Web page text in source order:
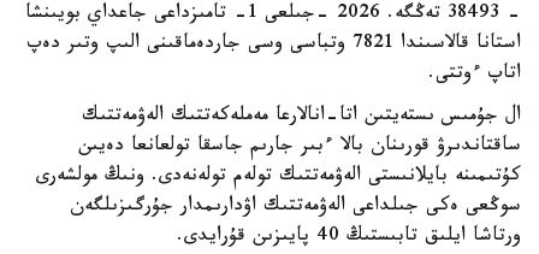
- 38493 تەڭگە. 2026 -جىلعى 1- تامىزداعى جاعداي بويىنشا
استانا قالاسىندا 7821 وتباسى وسى جاردەماقىنى الىپ وتىر دەپ
اتاپ ءوتتى.
ال جۇمىس ىستەيتىن اتا-انالارعا مەملەكەتتىك الەۋمەتتىك
ساقتاندىرۋ قورىنان بالا ءبىر جارىم جاسقا تولعانعا دەيىن
كۇتىمىنە بايلانىستى الەۋمەتتىك تولەم تولەنەدى. ونىڭ مولشەرى
سوڭعى ەكى جىلداعى الەۋمەتتىك اۋدارىمدار جۇرگىزىلگەن
ورتاشا ايلىق تابىستىڭ 40 پايىزىن قۇرايدى.